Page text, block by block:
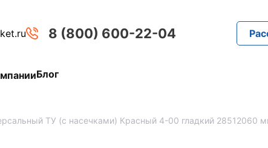
8 (800) 600-22-04
Блог
ТУ (с насечками) Красный 4-00 гладкий 28512060